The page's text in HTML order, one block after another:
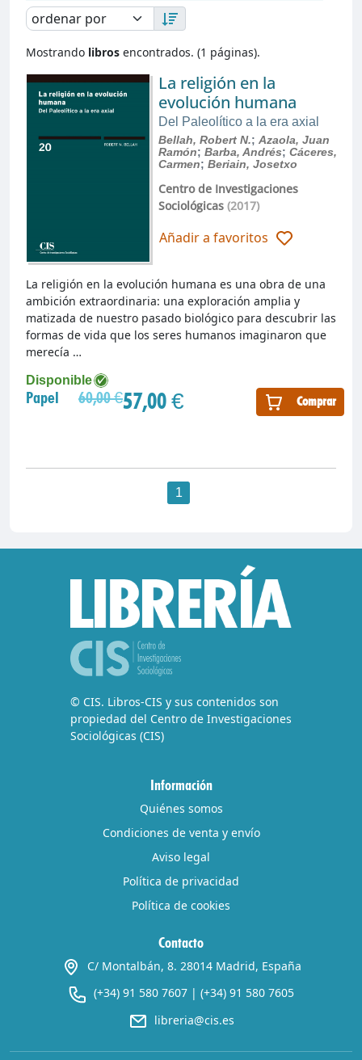
Mostrando libros encontrados. (1 páginas).
La religión en la
evolución humana
Del Paleolítico a la era axial
Bellah, Robert N.; Azaola, Juan
Ramón; Barba, Andrés; Cáceres,
Carmen; Beriain, Josetxo
Centro de Investigaciones
Sociológicas(2017)
Añadir a favoritos
Disponible
Papel 60,00 €57,00 € Comprar
La religión en la evolución humana es una obra de una
ambición extraordinaria: una exploración amplia y
matizada de nuestro pasado biológico para descubrir las
formas de vida que los seres humanos imaginaron que
merecía …
1
© CIS. Libros-CIS y sus contenidos son
propiedad del Centro de Investigaciones
Sociológicas (CIS)
Información
Quiénes somos
Condiciones de venta y envío
Aviso legal
Política de privacidad
Política de cookies
Contacto
C/ Montalbán, 8. 28014 Madrid, España
(+34) 91 580 7607 | (+34) 91 580 7605
libreria@cis.es